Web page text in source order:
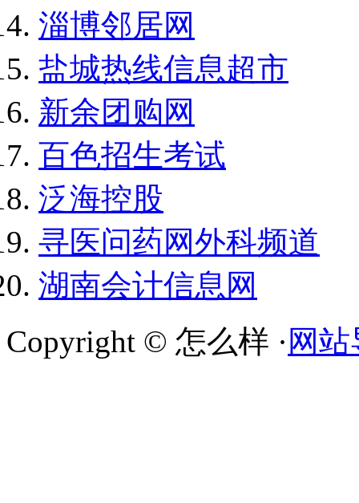
淄博邻居网
盐城热线信息超市
新余团购网
百色招生考试
泛海控股
寻医问药网外科频道
湖南会计信息网
Copyright © 怎么样 · 网